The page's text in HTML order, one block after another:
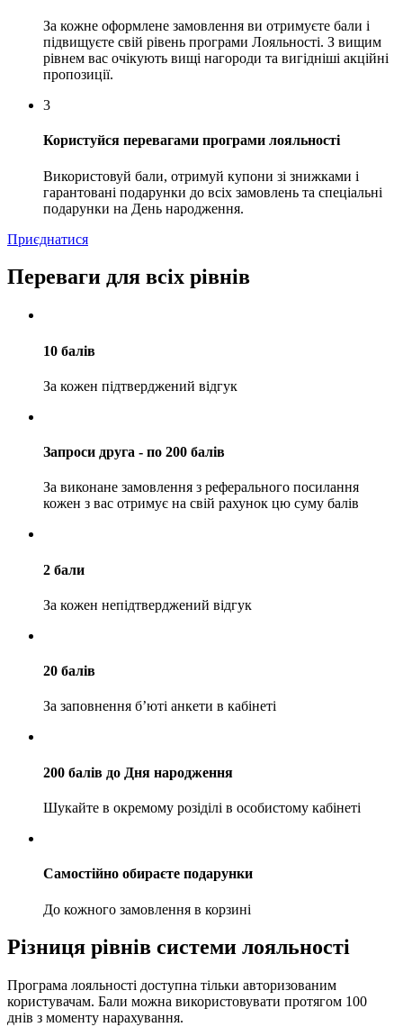
За кожне оформлене замовлення ви отримуєте бали і
підвищуєте свій рівень програми Лояльності. З вищим
рівнем вас очікують вищі нагороди та вигідніші акційні
пропозиції.
3
Користуйся перевагами програми лояльності
Використовуй бали, отримуй купони зі знижками і
гарантовані подарунки до всіх замовлень та спеціальні
подарунки на День народження.
Приєднатися
Переваги для всіх рівнів
10 балів
За кожен підтверджений відгук
Запроси друга - по 200 балів
За виконане замовлення з реферального посилання
кожен з вас отримує на свій рахунок цю суму балів
2 бали
За кожен непідтверджений відгук
20 балів
За заповнення б’юті анкети в кабінеті
200 балів до Дня народження
Шукайте в окремому розіділі в особистому кабінеті
Самостійно обираєте подарунки
До кожного замовлення в корзині
Різниця рівнів системи лояльності
Програма лояльності доступна тільки авторизованим
користувачам. Бали можна використовувати протягом 100
днів з моменту нарахування.